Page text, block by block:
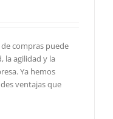
compras puede
la agilidad y la
Ya hemos
ventajas que